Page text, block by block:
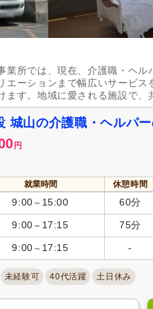
業所では、現在、介護職・ヘ
エーションまで幅広いサービ
ます。地域に愛される施設で、
城山の介護職・ヘルパ
円
就業時間 休憩時間
9:00 ～ 15:00 60分
9:00 ～ 17:15 75分
9:00 ～ 17:15 -
未経験可 40代活躍 土日休み